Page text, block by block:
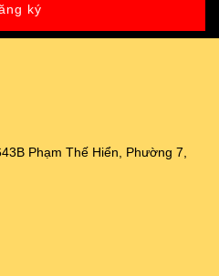
ký
Phạm Thế Hiển, Phường 7,